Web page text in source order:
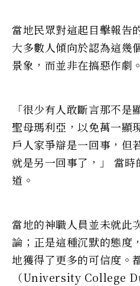
當地民眾對這起目擊報告
大多數人傾向於認為這幾
景象，而並非在搞惡作劇。
「很少有人敢斷言那不
聖母瑪利亞，以免萬一顯
戶人家爭辯是一回事，但
就是另一回事了，」 當
道。
當地的神職人員並未就此
論；正是這種沉默的態度
地獲得了更多的可信度。
（University College